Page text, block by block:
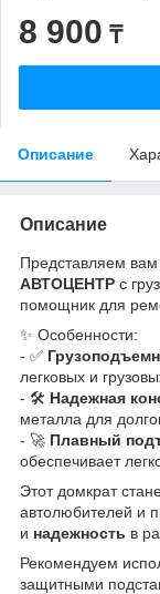
8 900 ₸
Описание
Описание
Представляем вам
АВТОЦЕНТР с
помощник для
✨ Особенности:
- ✅
легковых и
- 🛠 Надежная
металла для
- 🚀 Плавный
обеспечивает
Этот домкрат
автолюбителей и
и надежность в
Рекомендуем
защитными